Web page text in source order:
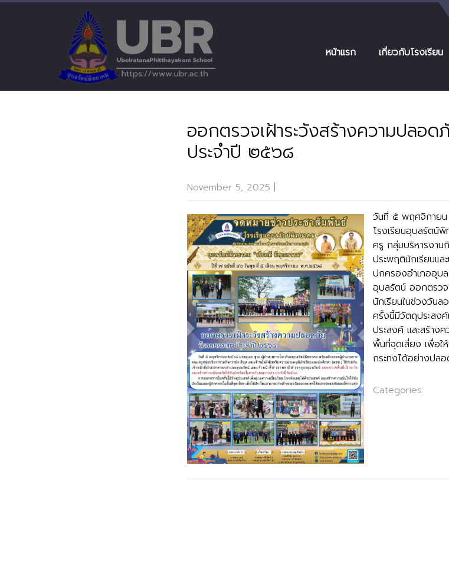
หน้าแรก เกี่ยวกับโรงเรียน
ออกตรวจเฝ้าระวังสร้างความปลอ
ประจำปี ๒๕๖๘
November 5, 2025 |
วันที่ ๕ พฤศจิกายน
โรงเรียนอุบลรัตน์
ครู กลุ่มบริหารงานกิ
ประพฤตินักเรียนแ
ปกครองอำเภออุบล
อุบลรัตน์ ออกตรวจ
นักเรียนในช่วงวัน
ครั้งนี้มีวัตถุประสง
ประสงค์ และสร้าง
พื้นที่จุดเสี่ยง เพื่อใ
กระทงได้อย่างปล
Categories: